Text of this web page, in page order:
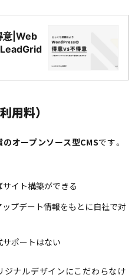
意|Web
用料）
オープンソース型CMSです。
イト構築ができる
プデート情報をもとに自社で対
ポートはない
ナルデザインにこだわらなけ